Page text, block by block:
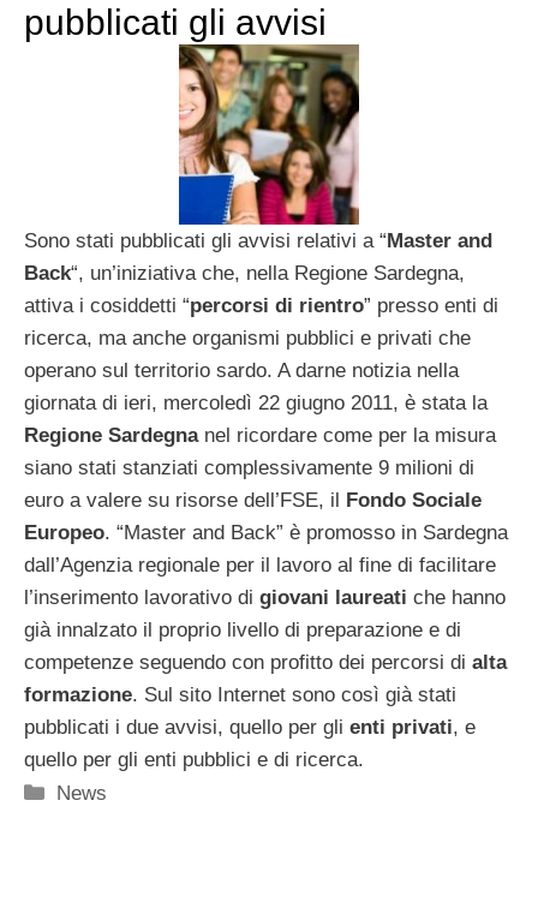
pubblicati gli avvisi
Sono stati pubblicati gli avvisi relativi a “Master and
Back“, un’iniziativa che, nella Regione Sardegna,
attiva i cosiddetti “percorsi di rientro” presso enti di
ricerca, ma anche organismi pubblici e privati che
operano sul territorio sardo. A darne notizia nella
giornata di ieri, mercoledì 22 giugno 2011, è stata la
Regione Sardegna nel ricordare come per la misura
siano stati stanziati complessivamente 9 milioni di
euro a valere su risorse dell’FSE, il Fondo Sociale
Europeo. “Master and Back” è promosso in Sardegna
dall’Agenzia regionale per il lavoro al fine di facilitare
l’inserimento lavorativo di giovani laureati che hanno
già innalzato il proprio livello di preparazione e di
competenze seguendo con profitto dei percorsi di alta
formazione. Sul sito Internet sono così già stati
pubblicati i due avvisi, quello per gli enti privati, e
quello per gli enti pubblici e di ricerca.
Categorie
News